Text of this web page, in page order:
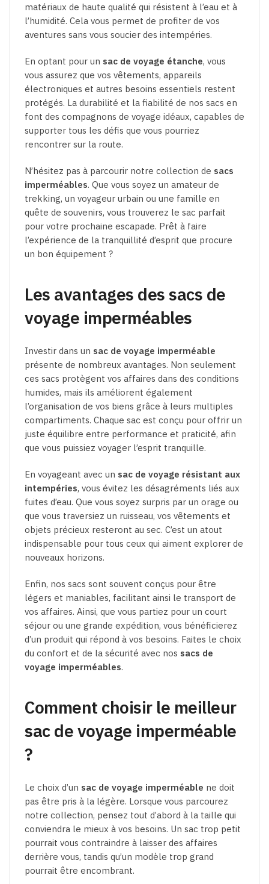
matériaux de haute qualité qui résistent à l’eau et à
l’humidité. Cela vous permet de profiter de vos
aventures sans vous soucier des intempéries.
En optant pour un sac de voyage étanche, vous
vous assurez que vos vêtements, appareils
électroniques et autres besoins essentiels restent
protégés. La durabilité et la fiabilité de nos sacs en
font des compagnons de voyage idéaux, capables de
supporter tous les défis que vous pourriez
rencontrer sur la route.
N’hésitez pas à parcourir notre collection de sacs
imperméables. Que vous soyez un amateur de
trekking, un voyageur urbain ou une famille en
quête de souvenirs, vous trouverez le sac parfait
pour votre prochaine escapade. Prêt à faire
l’expérience de la tranquillité d’esprit que procure
un bon équipement ?
Les avantages des sacs de
voyage imperméables
Investir dans un sac de voyage imperméable
présente de nombreux avantages. Non seulement
ces sacs protègent vos affaires dans des conditions
humides, mais ils améliorent également
l’organisation de vos biens grâce à leurs multiples
compartiments. Chaque sac est conçu pour offrir un
juste équilibre entre performance et praticité, afin
que vous puissiez voyager l’esprit tranquille.
En voyageant avec un sac de voyage résistant aux
intempéries, vous évitez les désagréments liés aux
fuites d’eau. Que vous soyez surpris par un orage ou
que vous traversiez un ruisseau, vos vêtements et
objets précieux resteront au sec. C’est un atout
indispensable pour tous ceux qui aiment explorer de
nouveaux horizons.
Enfin, nos sacs sont souvent conçus pour être
légers et maniables, facilitant ainsi le transport de
vos affaires. Ainsi, que vous partiez pour un court
séjour ou une grande expédition, vous bénéficierez
d’un produit qui répond à vos besoins. Faites le choix
du confort et de la sécurité avec nos sacs de
voyage imperméables.
Comment choisir le meilleur
sac de voyage imperméable
?
Le choix d’un sac de voyage imperméable ne doit
pas être pris à la légère. Lorsque vous parcourez
notre collection, pensez tout d’abord à la taille qui
conviendra le mieux à vos besoins. Un sac trop petit
pourrait vous contraindre à laisser des affaires
derrière vous, tandis qu’un modèle trop grand
pourrait être encombrant.